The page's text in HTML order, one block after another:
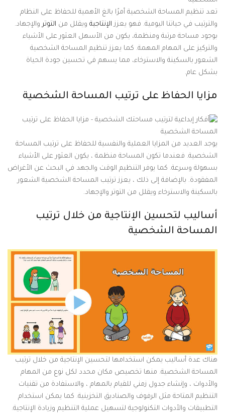
تعد تنظيم المساحة الشخصية أمرًا بالغ الأهمية للحفاظ على النظام
والترتيب في حياتنا اليومية. فهو يعزز الإنتاجية ويقلل من التوتروالإجهاد.
بوجود مساحة مرتبة ومنظمة، يكون من الأسهل العثور على الأشياء
والتركيز على المهام المهمة. كما يعزز تنظيم المساحة الشخصية
الشعور بالسكينة والاسترخاء، مما يسهم في تحسين جودة الحياة
بشكل عام.
مزايا الحفاظ على ترتيب المساحة الشخصية
يوجد العديد من المزايا العملية والنفسية للحفاظ على ترتيب المساحة
الشخصية. فعندما تكون المساحة منظمة ، يكون العثور على الأشياء
بسهولة وسرعة. كما يوفر التنظيم الوقت والجهد في البحث عن الأغراض
المفقودة. بالإضافة إلى ذلك ، يعزز ترتيب المساحة الشخصية الشعور
بالسكينة والاسترخاء ويقلل من التوتر والإجهاد.
أساليب لتحسين الإنتاجية من خلال ترتيب
المساحة الشخصية
هناك عدة أساليب يمكن استخدامها لتحسين الإنتاجية من خلال ترتيب
المساحة الشخصية. منها تخصيص مكان محدد لكل نوع من المهام
والأدوات ، وإنشاء جدول زمني للقيام بالمهام ، والاستفادة من تقنيات
التنظيم المتاحة مثل الرفوف والصناديق التخزينية. كما يمكن استخدام
التطبيقات والأدوات التكنولوجية لتسهيل عملية التنظيم وزيادة الإنتاجية.